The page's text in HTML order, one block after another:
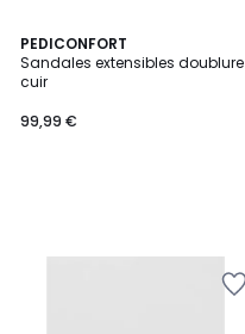
PEDICONFORT
Sandales extensibles doublure
cuir
99,99 €